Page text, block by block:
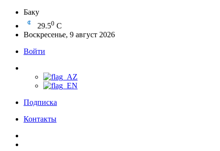
Баку
29.50 C
Воскресенье, 9 август 2026
Войти
Подписка
Контакты